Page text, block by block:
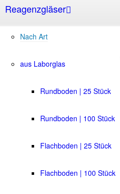
Reagenzgläser
Nach Art
aus Laborglas
Rundboden | 25 Stück
Rundboden | 100 Stück
Flachboden | 25 Stück
Flachboden | 100 Stück